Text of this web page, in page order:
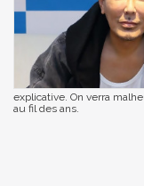
explicative. On verra
au fil des ans.